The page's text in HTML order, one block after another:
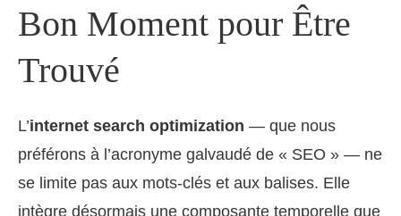
Bon Moment pour Être
Trouvé
L’internet search optimization — que nous
préférons à l’acronyme galvaudé de « SEO » — ne
se limite pas aux mots-clés et aux balises. Elle
intègre désormais une composante temporelle que